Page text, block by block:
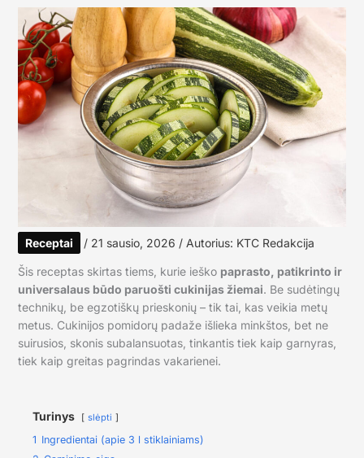
Receptai / 21 sausio, 2026 / Autorius: KTC Redakcija
Šis receptas skirtas tiems, kurie ieško paprasto, patikrinto ir
universalaus būdo paruošti cukinijas žiemai. Be sudėtingų
technikų, be egzotiškų prieskonių – tik tai, kas veikia metų
metus. Cukinijos pomidorų padaže išlieka minkštos, bet ne
suirusios, skonis subalansuotas, tinkantis tiek kaip garnyras,
tiek kaip greitas pagrindas vakarienei.
Turinys slėpti
1 Ingredientai (apie 3 l stiklainiams)